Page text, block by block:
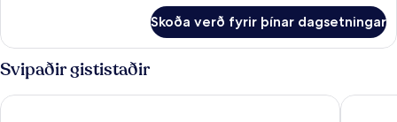
Skoða verð fyrir þínar dagsetningar
Svipaðir gististaðir
Maisons du Monde Hôtel & Suites - Marseille Vieux PortEscale